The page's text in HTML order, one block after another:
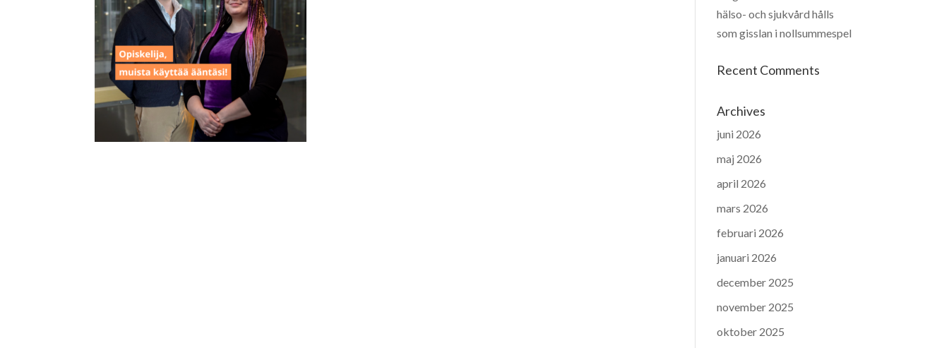
hälso- och sjukvård hålls
som gisslan i nollsummespel
Recent Comments
Archives
juni 2026
maj 2026
april 2026
mars 2026
februari 2026
januari 2026
december 2025
november 2025
oktober 2025